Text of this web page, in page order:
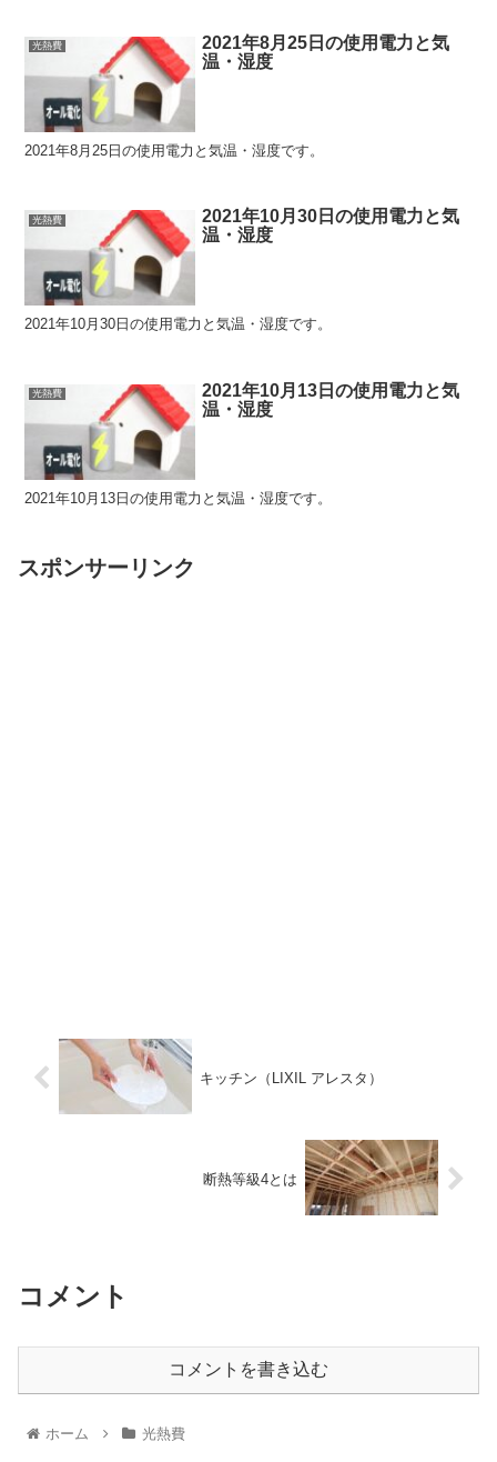
光熱費
2021年8月25日の使用電力と気
温・湿度
2021年8月25日の使用電力と気温・湿度です。
光熱費
2021年10月30日の使用電力と気
温・湿度
2021年10月30日の使用電力と気温・湿度です。
光熱費
2021年10月13日の使用電力と気
温・湿度
2021年10月13日の使用電力と気温・湿度です。
スポンサーリンク
キッチン（LIXIL アレスタ）
断熱等級4とは
コメント
コメントを書き込む
ホーム 光熱費